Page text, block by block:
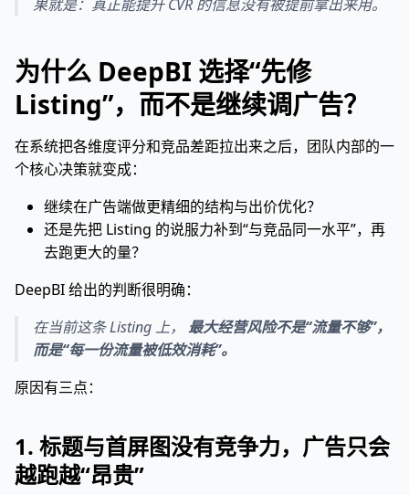
果就是：真正能提升 CVR 的信息没有被提前拿出来用。
为什么 DeepBI 选择“先修
Listing”，而不是继续调广告？
在系统把各维度评分和竞品差距拉出来之后，团队内部的一
个核心决策就变成：
继续在广告端做更精细的结构与出价优化？
还是先把 Listing 的说服力补到“与竞品同一水平”，再
去跑更大的量？
DeepBI 给出的判断很明确：
在当前这条 Listing 上， 最大经营风险不是“流量不够”，
而是“每一份流量被低效消耗”。
原因有三点：
1. 标题与首屏图没有竞争力，广告只会
越跑越“昂贵”